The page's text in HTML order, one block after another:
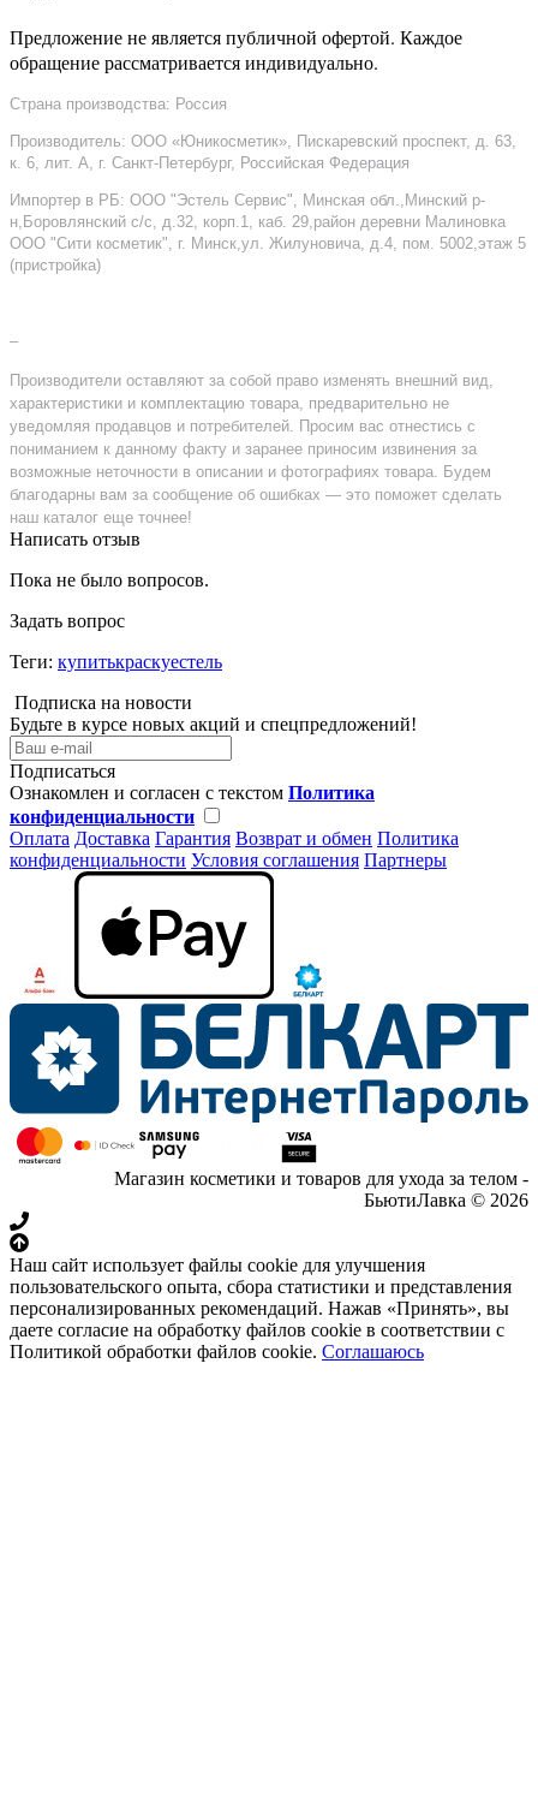
Предложение не является публичной офертой. Каждое
обращение рассматривается индивидуально.
Страна производства: Россия
Производитель: ООО «Юникосметик», Пискаревский проспект, д. 63,
к. 6, лит. А, г. Санкт-Петербург, Российская Федерация
Импортер в РБ: ООО "Эстель Сервис", Минская обл.,Минский р-
н,Боровлянский с/с, д.32, корп.1, каб. 29,район деревни Малиновка
ООО "Сити косметик", г. Минск,ул. Жилуновича, д.4, пом. 5002,этаж 5
(пристройка)
–
Производители оставляют за собой право изменять внешний вид,
характеристики и комплектацию товара, предварительно не
уведомляя продавцов и потребителей. Просим вас отнестись с
пониманием к данному факту и заранее приносим извинения за
возможные неточности в описании и фотографиях товара. Будем
благодарны вам за сообщение об ошибках — это поможет сделать
наш каталог еще точнее!
Написать отзыв
Пока не было вопросов.
Задать вопрос
Теги: купитькраскуестель
Подписка на новости
Будьте в курсе новых акций и спецпредложений!
Подписаться
Ознакомлен и согласен с текстом Политика
конфиденциальности
Оплата Доставка Гарантия Возврат и обмен Политика
конфиденциальности Условия соглашения Партнеры
Магазин косметики и товаров для ухода за телом -
БьютиЛавка © 2026
Наш сайт использует файлы cookie для улучшения
пользовательского опыта, сбора статистики и представления
персонализированных рекомендаций. Нажав «Принять», вы
даете согласие на обработку файлов cookie в соответствии с
Политикой обработки файлов cookie. Соглашаюсь